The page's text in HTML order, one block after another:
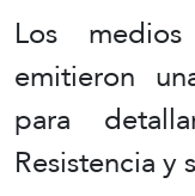
Los
emitieron
para
Resistencia y